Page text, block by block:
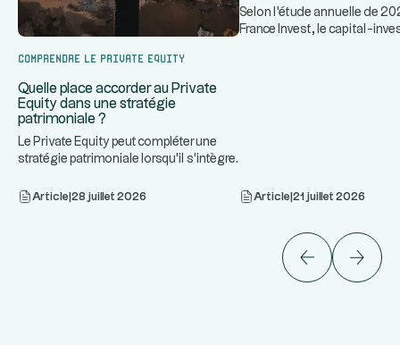
Comprendre le Private Equity
Quelle place accorder au Private
Equity dans une stratégie
patrimoniale ?
Le Private Equity peut compléter une
stratégie patrimoniale lorsqu'il s'intègre
Article 28 juillet 2026
Selon l'étude annuelle de
France Invest, le capital-
Article 21 juillet 2026